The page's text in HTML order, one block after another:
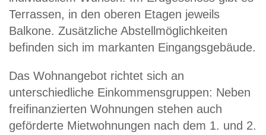
Terrassen, in den oberen Etagen jeweils
Balkone. Zusätzliche Abstellmöglichkeiten
befinden sich im markanten Eingangsgebäude.
Das Wohnangebot richtet sich an
unterschiedliche Einkommensgruppen: Neben
freifinanzierten Wohnungen stehen auch
geförderte Mietwohnungen nach dem 1. und 2.